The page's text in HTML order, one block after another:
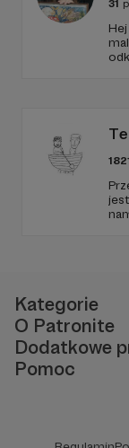
31
Kategorie
O Patronite
Dodatkowe
Pomoc